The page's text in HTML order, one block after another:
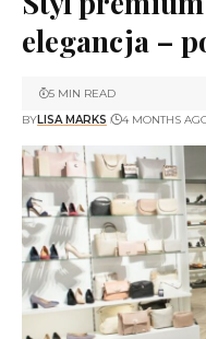
elegancja –
BYLISA MARKS 4 MONTHS
5 MIN READ